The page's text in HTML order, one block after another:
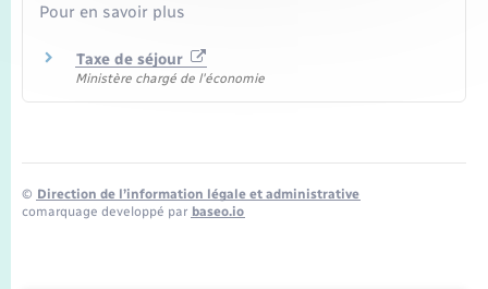
Pour en savoir plus
Taxe de séjour
Ministère chargé de l'économie
© Direction de l’information légale et administrative
comarquage developpé par baseo.io